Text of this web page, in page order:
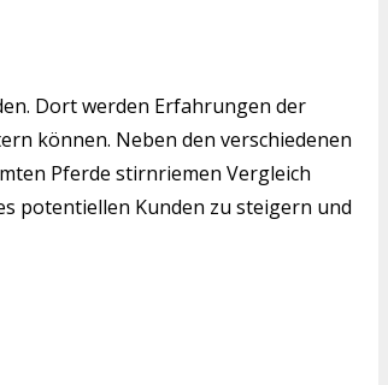
Dort werden Erfahrungen der
können. Neben den verschiedenen
Pferde stirnriemen Vergleich
potentiellen Kunden zu steigern und